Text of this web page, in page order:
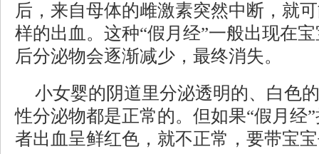
后，来自母体的雌激素突然中断，就
样的出血。这种“假月经”一般出现在
后分泌物会逐渐减少，最终消失。
小女婴的阴道里分泌透明的、白色
性分泌物都是正常的。但如果“假月经
者出血呈鲜红色，就不正常，要带宝